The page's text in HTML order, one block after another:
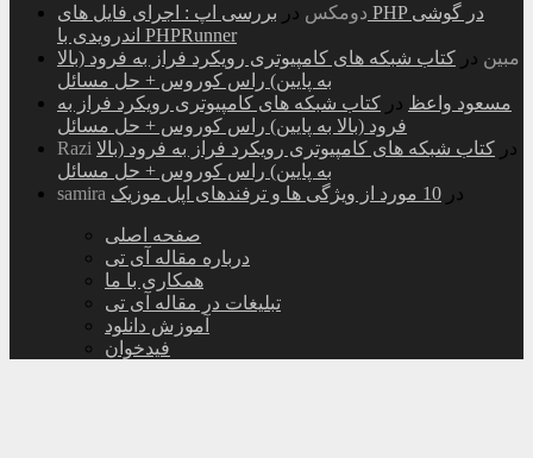
دومکس در بررسی اپ : اجرای فایل های PHP در گوشی
اندرویدی با PHPRunner
مبین در کتاب شبکه های کامپیوتری رویکرد فراز به فرود (بالا
به پایین) راس کوروس + حل مسائل
مسعود واعظ در کتاب شبکه های کامپیوتری رویکرد فراز به
فرود (بالا به پایین) راس کوروس + حل مسائل
Razi
در کتاب شبکه های کامپیوتری رویکرد فراز به فرود (بالا
به پایین) راس کوروس + حل مسائل
samira
در 10 مورد از ویژگی ها و ترفندهای اپل موزیک
صفحه اصلی
درباره مقاله آی تی
همکاری با ما
تبلیغات در مقاله آی تی
آموزش دانلود
فیدخوان